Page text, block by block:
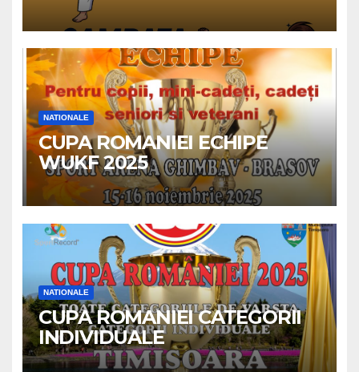
NATIONALE
CUPA ROMANIEI ECHIPE
WUKF 2025
NATIONALE
CUPA ROMANIEI CATEGORII
INDIVIDUALE